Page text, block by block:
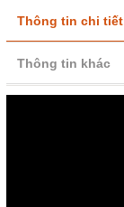
Thông tin chi tiết
Thông tin khác